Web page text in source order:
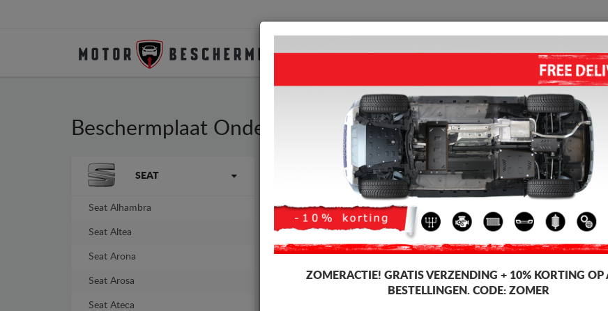
BESCHERMPLAAT HOME VERZENDING TERUGMELDING
Beschermplaat Onder Auto Seat Arona
Merken SEAT
Seat Alhambra
Seat Altea
Seat Arona
Seat Arosa
Seat Ateca
Beschermplaat voor de motor en versnellingsbak voor Seat-voertuigen,
Motor beschermplaat, 2-3 mm dik, eenvoudig te monteren, tegen
-4%
ZOMERACTIE! GRATIS VERZENDING + 10% KORTING OP
BESTELLINGEN. CODE: ZOMER